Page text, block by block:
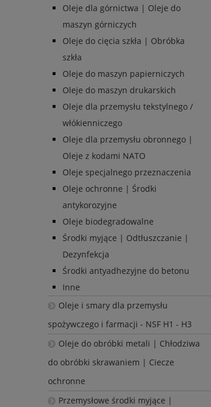
Oleje dla górnictwa | Oleje do
maszyn górniczych
Oleje do cięcia szkła | Obróbka
szkła
Oleje do maszyn papierniczych
Oleje do maszyn drukarskich
Oleje dla przemysłu tekstylnego /
włókienniczego
Oleje dla przemysłu obronnego |
Oleje z kodami NATO
Oleje specjalnego przeznaczenia
Oleje ochronne | Środki
antykorozyjne
Oleje biodegradowalne
Środki myjące | Odtłuszczanie |
Dezynfekcja
Środki antyadhezyjne do betonu
Inne
Oleje i smary dla przemysłu
spożywczego i farmacji - NSF H1 - H3
Oleje do obróbki metali | Chłodziwa
do obróbki skrawaniem | Ciecze
ochronne
Przemysłowe środki myjące |